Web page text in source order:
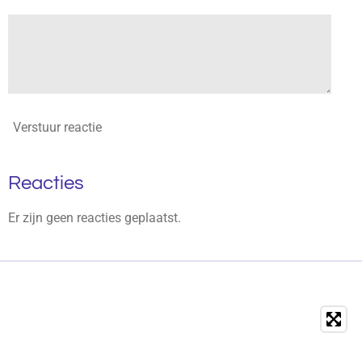
Verstuur reactie
Reacties
Er zijn geen reacties geplaatst.